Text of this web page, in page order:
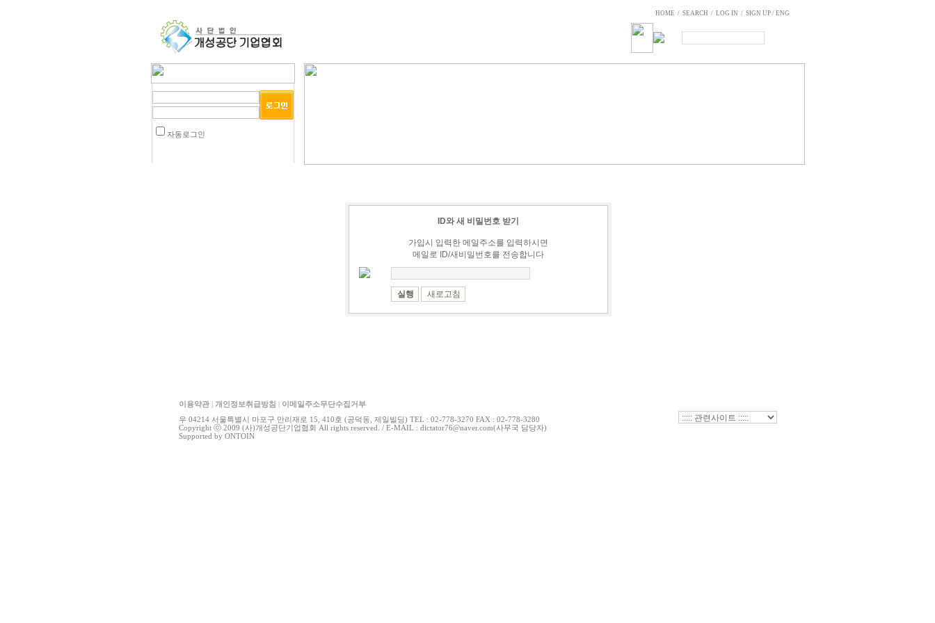
HOME / SEARCH / LOG IN / SIGN UP / ENG
자동로그인
ID와 새 비밀번호 받기
가입시 입력한 메일주소를 입력하시면
메일로 ID/새비밀번호를 전송합니다
이용약관 개인정보취급방침
이메일주소무단수집거부
우 04214 서울특별시 마포구 만리재로 15, 410호 (공덕동, 제일빌딩) TEL : 02-778-3270 FAX : 02-778-3280
Copyright ⓒ 2009 (사)개성공단기업협회 All rights reserved. / E-MAIL : dictator76@naver.com(사무국 담당자)
Supported by ONTOIN